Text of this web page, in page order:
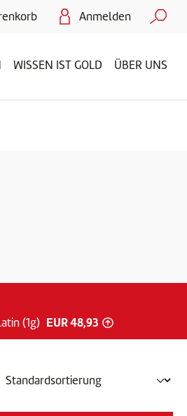
Anmelden
WISSEN IST GOLD ÜBER UNS
(1g) EUR 48,93 Platin-Preis ist